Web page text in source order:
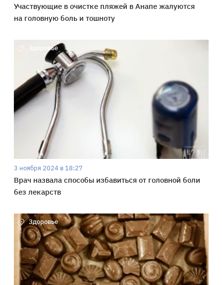
Участвующие в очистке пляжей в Анапе жалуются
на головную боль и тошноту
Здоровье
3 ноября 2024 в 18:27
Врач назвала способы избавиться от головной боли
без лекарств
Здоровье